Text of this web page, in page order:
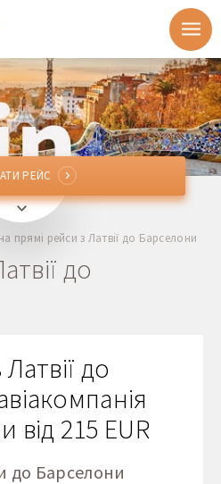
Іспанія
РЕЙС
РЕЙС
прямі рейси з Латвії до Барселони
до
до
від 215 EUR
до Барселони